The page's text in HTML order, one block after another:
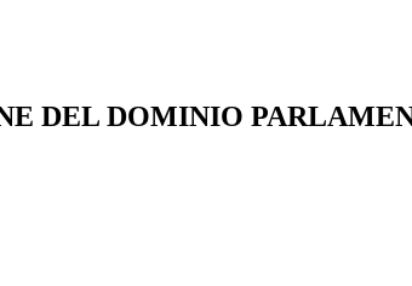
DEL DOMINIO